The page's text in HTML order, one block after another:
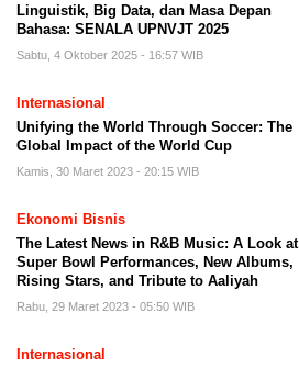
Linguistik, Big Data, dan Masa Depan
Bahasa: SENALA UPNVJT 2025
Sabtu, 4 Oktober 2025 - 16:57 WIB
Internasional
Unifying the World Through Soccer: The
Global Impact of the World Cup
Kamis, 30 Maret 2023 - 20:15 WIB
Ekonomi Bisnis
The Latest News in R&B Music: A Look at
Super Bowl Performances, New Albums,
Rising Stars, and Tribute to Aaliyah
Rabu, 29 Maret 2023 - 05:50 WIB
Internasional